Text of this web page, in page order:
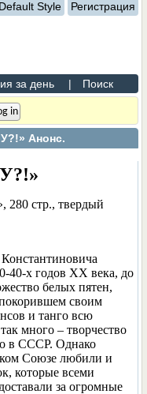
Default Style Регистрация
за день | Поиск
Анонс.
280 стр., твердый
40-х годов ХХ века, до
белых пятен,
своим
и танго всю
много – творчество
в СССР. Однако
Союзе любили и
которые всеми
за огромные